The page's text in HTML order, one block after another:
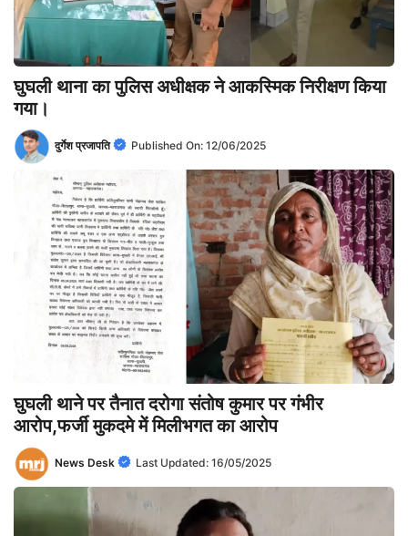
घुघली थाना का पुलिस अधीक्षक ने आकस्मिक निरीक्षण किया
गया।
दुर्गेश प्रजापति Published On: 12/06/2025
घुघली थाने पर तैनात दरोगा संतोष कुमार पर गंभीर
आरोप,फर्जी मुकदमे में मिलीभगत का आरोप
News Desk Last Updated: 16/05/2025